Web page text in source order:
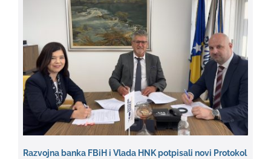
Razvojna banka FBiH i Vlada HNK potpisali novi Protokol